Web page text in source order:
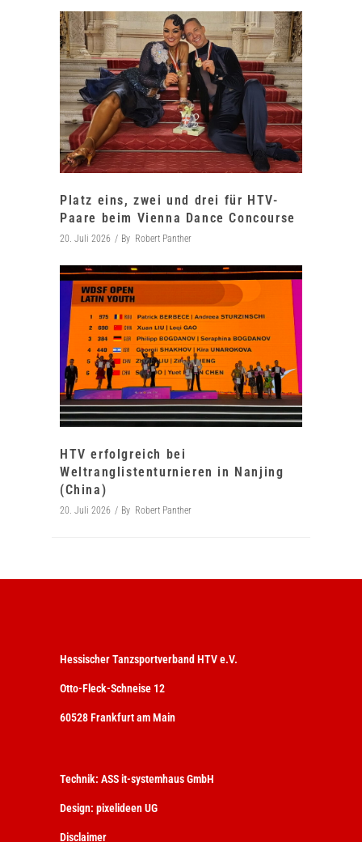
Platz eins, zwei und drei für HTV-
Paare beim Vienna Dance Concourse
20. Juli 2026 By Robert Panther
HTV erfolgreich bei
Weltranglistenturnieren in Nanjing
(China)
20. Juli 2026 By Robert Panther
Hessischer Tanzsportverband HTV e.V.
Otto-Fleck-Schneise 12
60528 Frankfurt am Main
Technik: ASS it-systemhaus GmbH
Design: pixelideen UG
Disclaimer